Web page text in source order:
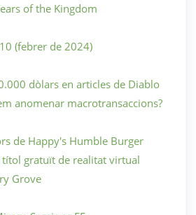
of the Kingdom
(febrer de 2024)
dòlars en articles de Diablo
anomenar macrotransaccions?
de Happy's Humble Burger
gratuït de realitat virtual
Grove